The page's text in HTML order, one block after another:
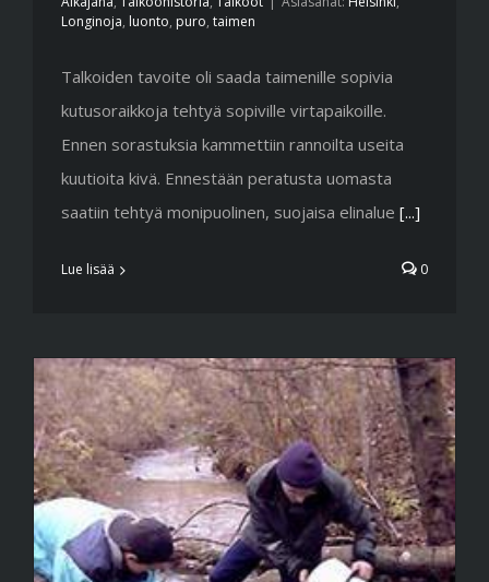
Longinoja, luonto, puro, taimen
Talkoiden tavoite oli saada taimenille sopivia
kutusoraikkoja tehtyä sopiville virtapaikoille.
Ennen sorastuksia kammettiin rannoilta useita
kuutioita kivä. Ennestään peratusta uomasta
saatiin tehtyä monipuolinen, suojaisa elinalue [...]
Lue lisää 0